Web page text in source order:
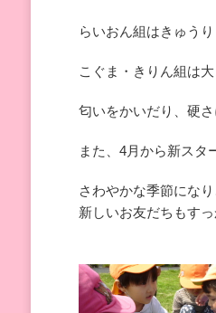
らいおん組はきゅう
こぐま・きりん組は
匂いをかいだり、硬
また、4月から新スタ
さわやかな季節にな
新しいお友だちもす